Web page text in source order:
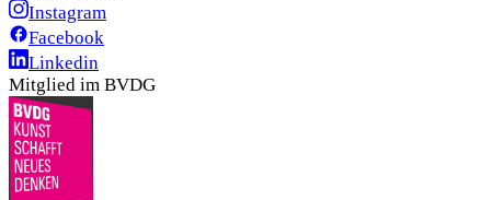
Instagram
Facebook
Linkedin
Mitglied im BVDG